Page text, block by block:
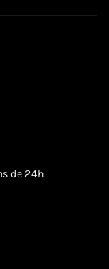
de 24h.